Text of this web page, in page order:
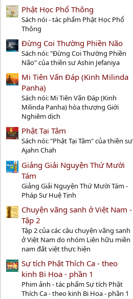
Phật Học Phổ Thông
Sách nói - tác phẩm Phật Học Phổ
Thông
Đừng Coi Thường Phiền Não
Sách nói: "Đừng Coi Thường Phiền
Não" của thiền sư Ashin Jefaniya
Mi Tiên Vấn Ðáp (Kinh Milinda
Panha)
Sách nói: Mi Tiên Vấn Ðáp (Kinh
Milinda Panha) hòa thượng Giới
Nghiêm dịch
Phật Tại Tâm
Sách nói: "Phật Tại Tâm" của thiền sư
Ajahn Chah
Giảng Giải Nguyện Thứ Mười
Tám
Giảng Giải Nguyện Thứ Mười Tám -
Pháp Sư Huệ Tịnh
Chuyện vãng sanh ở Việt Nam -
Tập 2
Tập 2 của các câu chuyện vãng sanh
ở Việt Nam do nhóm Liên hữu miền
nam đất việt thực hiện
Sự tích Phật Thích Ca - theo
kinh Bi Hoa - phần 1
Phim ảnh - tác phẩm Sự tích Phật
Thích Ca - theo kinh Bi Hoa - phần 1